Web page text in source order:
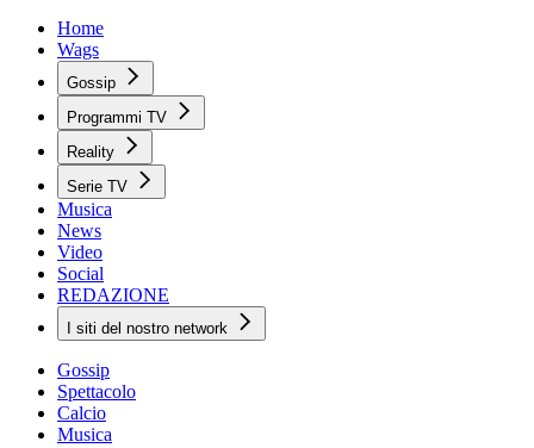
Home
Wags
Gossip
Programmi TV
Reality
Serie TV
Musica
News
Video
Social
REDAZIONE
I siti del nostro network
Gossip
Spettacolo
Calcio
Musica